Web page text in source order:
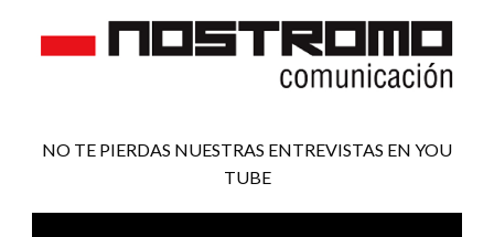
NO TE PIERDAS NUESTRAS ENTREVISTAS EN YOU
TUBE